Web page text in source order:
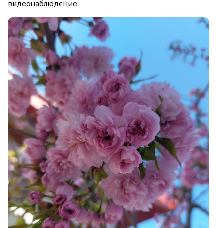
видеонаблюдение.